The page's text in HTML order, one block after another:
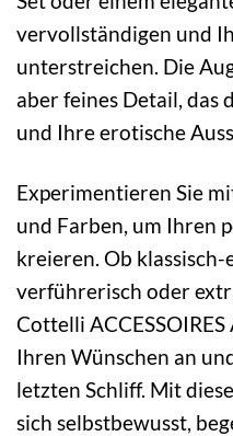
vervollständigen und
unterstreichen. Die
aber feines Detail, das
und Ihre erotische
Experimentieren Sie
und Farben, um Ihren
kreieren. Ob
verführerisch oder
Cottelli
Ihren Wünschen an
letzten Schliff. Mit
sich selbstbewusst,